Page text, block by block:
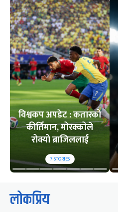
विश्वकप अपडेट : कतारको
कीर्तिमान, मोरक्कोले
रोक्यो ब्राजिललाई
7STORIES
लोकप्रिय